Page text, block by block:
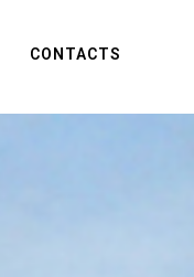
CONTACTS